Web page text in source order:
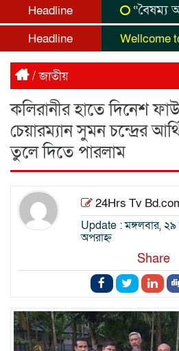
Headline
“বৈষম্য
Headline Wellcome to our
/জাতীয়
কলিরানীর হাতে দিনেশ
চেয়ারম্যান সুমন চন্দ্রের
তুলে দিতে পারলাম
24Hrs Tv
Update : মঙ্গলবার,
অপরাহ্ন
Share